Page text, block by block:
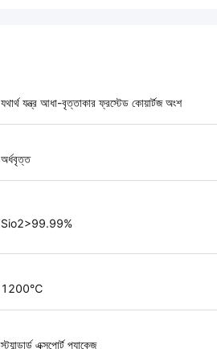
যথার্থ যন্ত্র আধা-বৃত্তাকার ফ্রস্টেড কোয়ার্টজ অংশ
অর্ধবৃত্ত
Sio2>99.99%
1200℃
স্ট্যান্ডার্ড এক্সপোর্ট প্যাকেজ